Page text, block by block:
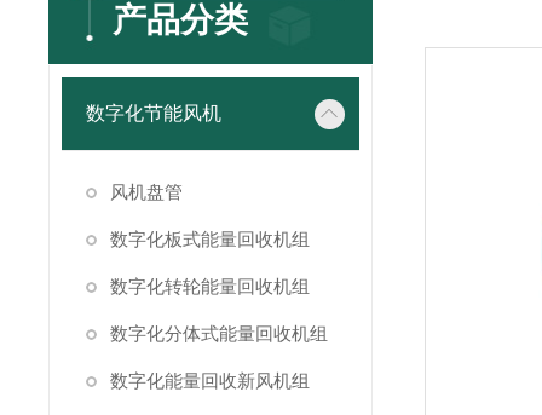
产品分类
数字化节能风机
风机盘管
数字化板式能量回收机组
数字化转轮能量回收机组
数字化分体式能量回收机组
数字化能量回收新风机组